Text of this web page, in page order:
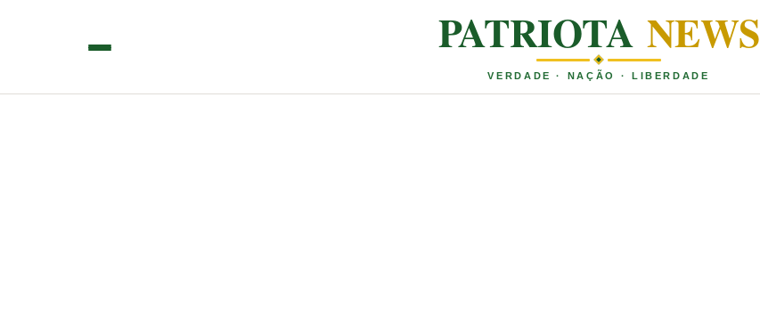
PATRIOTA NEWS
VERDADE · NAÇÃO · LIBERDADE